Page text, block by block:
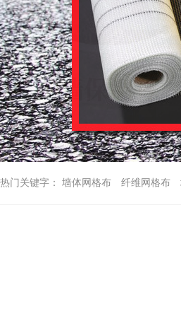
热门关键字： 墙体网格布 纤维网格布